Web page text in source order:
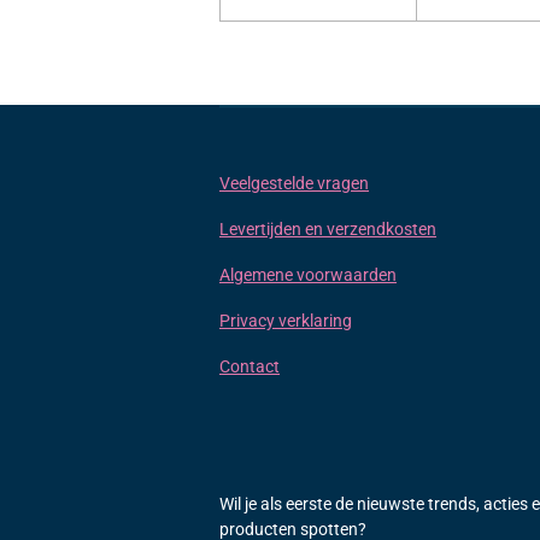
Veelgestelde vragen
Levertijden en verzendkosten
Algemene voorwaarden
Privacy verklaring
Contact
Wil je als eerste de nieuwste trends, acties
producten spotten?